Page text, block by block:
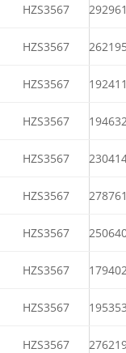
HZS3567
HZS3567
HZS3567
HZS3567
HZS3567
HZS3567
HZS3567
HZS3567
HZS3567
HZS3567